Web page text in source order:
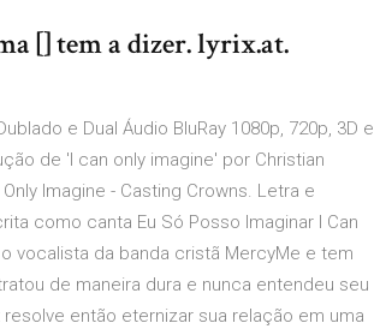
[] tem a dizer. lyrix.at.
e Dual Áudio BluRay 1080p, 720p, 3D e
de 'I can only imagine' por Christian
Imagine - Casting Crowns. Letra e
como canta Eu Só Posso Imaginar I Can
vocalista da banda cristã MercyMe e tem
de maneira dura e nunca entendeu seu
então eternizar sua relação em uma